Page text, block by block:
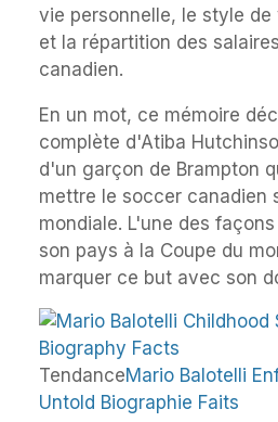
vie personnelle, le style
et la répartition des
canadien.
En un mot, ce mémoire
complète d'Atiba
d'un garçon de Brampton
mettre le soccer canadien
mondiale. L'une des
son pays à la Coupe du
marquer ce but avec son
TendanceMario Balotelli
Untold Biographie Faits